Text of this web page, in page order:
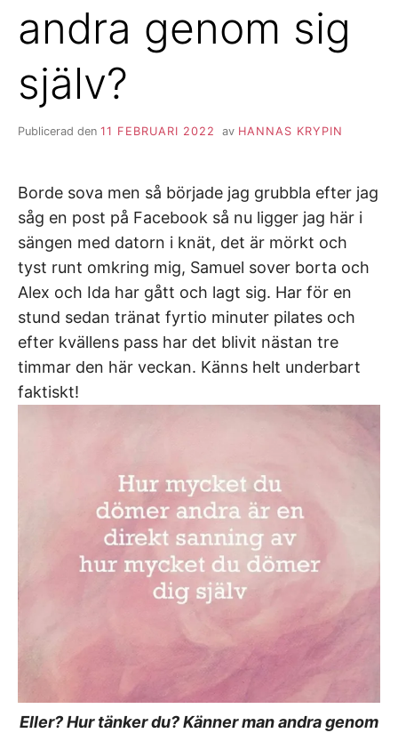
andra genom sig
själv?
Publicerad den 11 FEBRUARI 2022 av HANNAS KRYPIN
Borde sova men så började jag grubbla efter jag
såg en post på Facebook så nu ligger jag här i
sängen med datorn i knät, det är mörkt och
tyst runt omkring mig, Samuel sover borta och
Alex och Ida har gått och lagt sig. Har för en
stund sedan tränat fyrtio minuter pilates och
efter kvällens pass har det blivit nästan tre
timmar den här veckan. Känns helt underbart
faktiskt!
Eller? Hur tänker du? Känner man andra genom